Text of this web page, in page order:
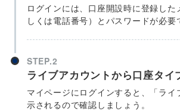
ログインには、口座開設時に登録した
しくは電話番号）とパスワードが必要
STEP.2
ライブアカウントから口座タイ
マイページにログインすると、「ライ
示されるので確認しましょう。